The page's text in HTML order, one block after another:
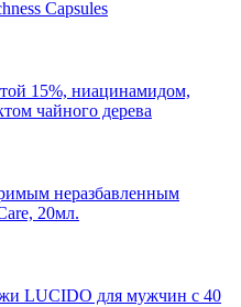
Capsules
15%, ниацинамидом,
чайного дерева
неразбавленным
20мл.
LUCIDO для мужчин с 40